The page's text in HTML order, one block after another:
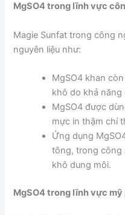
MgSO4 trong lĩnh vực
Magie Sunfat trong công
nguyên liệu như:
MgSO4 khan
khô do khả năng
MgSO4 được
mực in thậm chí
Ứng dụng
tông, trong công
khô dung môi.
MgSO4 trong lĩnh vực mỹ